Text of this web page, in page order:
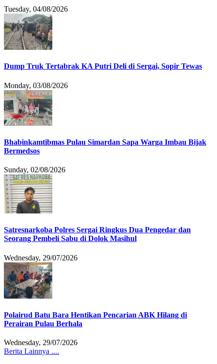
Tuesday, 04/08/2026
Dump Truk Tertabrak KA Putri Deli di Sergai, Sopir Tewas
Monday, 03/08/2026
Bhabinkamtibmas Pulau Simardan Sapa Warga Imbau Bijak
Bermedsos
Sunday, 02/08/2026
Satresnarkoba Polres Sergai Ringkus Dua Pengedar dan
Seorang Pembeli Sabu di Dolok Masihul
Wednesday, 29/07/2026
Polairud Batu Bara Hentikan Pencarian ABK Hilang di
Perairan Pulau Berhala
Wednesday, 29/07/2026
Berita Lainnya ....